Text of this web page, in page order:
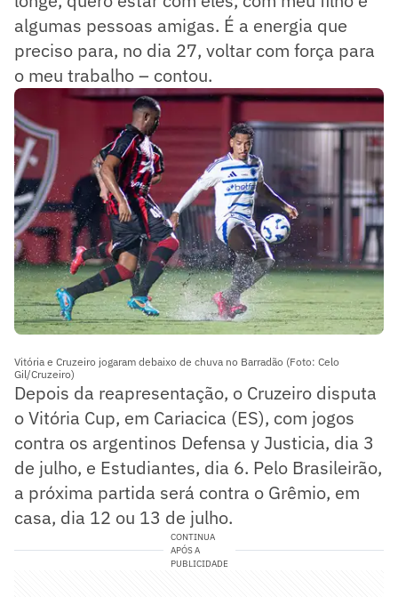
algumas pessoas amigas. É a energia que
preciso para, no dia 27, voltar com força para
o meu trabalho – contou.
Vitória e Cruzeiro jogaram debaixo de chuva no Barradão (Foto: Celo
Gil/Cruzeiro)
Depois da reapresentação, o Cruzeiro disputa
o Vitória Cup, em Cariacica (ES), com jogos
contra os argentinos Defensa y Justicia, dia 3
de julho, e Estudiantes, dia 6. Pelo Brasileirão,
a próxima partida será contra o Grêmio, em
casa, dia 12 ou 13 de julho.
CONTINUA
APÓS A
PUBLICIDADE